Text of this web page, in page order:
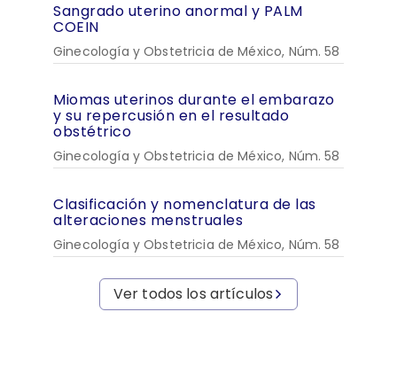
Sangrado uterino anormal y PALM
COEIN
Ginecología y Obstetricia de México, Núm. 58
Miomas uterinos durante el embarazo
y su repercusión en el resultado
obstétrico
Ginecología y Obstetricia de México, Núm. 58
Clasificación y nomenclatura de las
alteraciones menstruales
Ginecología y Obstetricia de México, Núm. 58
Ver todos los artículos